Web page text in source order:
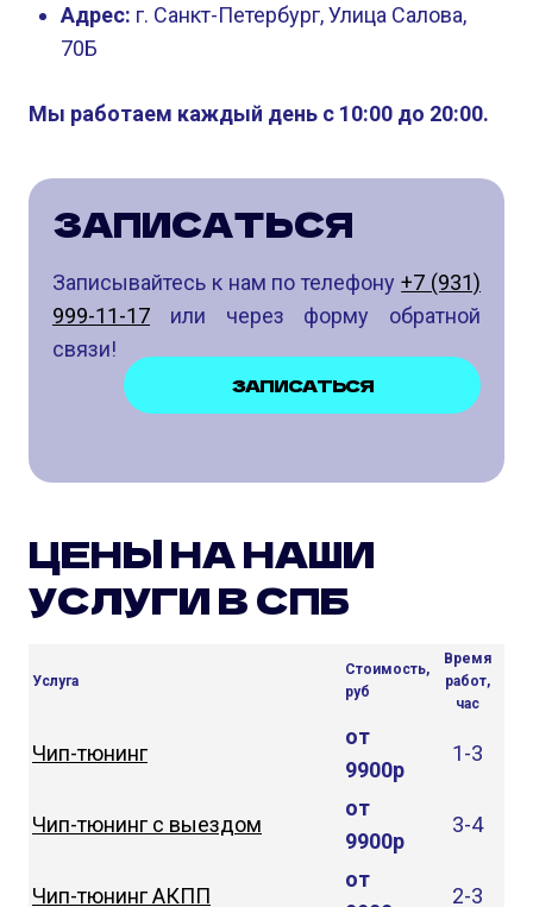
Адрес: г. Санкт-Петербург, Улица Салова,
70Б
Мы работаем каждый день с 10:00 до 20:00.
ЗАПИСАТЬСЯ
Записывайтесь к нам по телефону+7 (931)
999-11-17 или через форму обратной
связи!
ЗАПИСАТЬСЯ
ЦЕНЫ НА НАШИ
УСЛУГИ В СПБ
Услуга
Стоимость,
руб
Время
работ,
час
Чип-тюнинг
от
9900р
1-3
Чип-тюнинг с выездом
от
9900р
3-4
Чип-тюнинг АКПП
от
2-3